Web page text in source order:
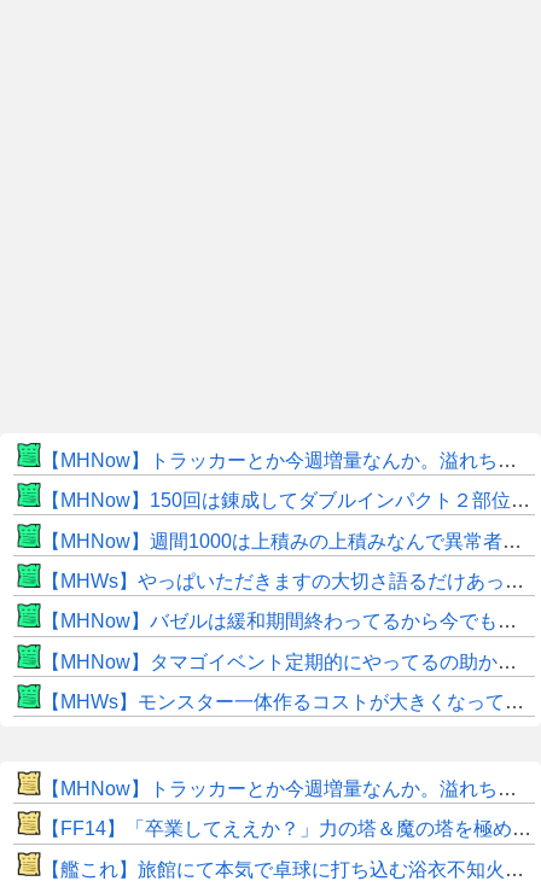
【MHNow】トラッカーとか今週増量なんか。溢れちゃうから来週にして欲しいわ何狩れいうねん
【MHNow】150回は錬成してダブルインパクト２部位だけって流石に泣けてくる
【MHNow】週間1000は上積みの上積みなんで異常者です
【MHWs】やっぱいただきますの大切さ語るだけあって飯のこだわり凄いよね
【MHNow】バゼルは緩和期間終わってるから今でもとんでもない数必要なんじゃない？
【MHNow】タマゴイベント定期的にやってるの助かるよね
【MHWs】モンスター一体作るコストが大きくなっている昨今でこそ亜種に頼るべきだよな
【MHNow】トラッカーとか今週増量なんか。溢れちゃうから来週にして欲しいわ何狩れいうねん
【FF14】「卒業してええか？」力の塔＆魔の塔を極め尽くした強者ヒカセンが現れてしまうｗｗｗｗ
【艦これ】旅館にて本気で卓球に打ち込む浴衣不知火ちゃん 他